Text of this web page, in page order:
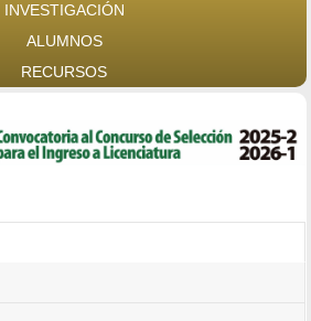
INVESTIGACIÓN
ALUMNOS
RECURSOS